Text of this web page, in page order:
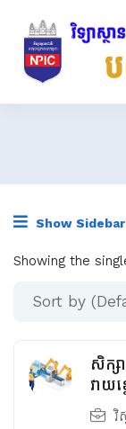
Show Sidebar
Showing the
Sort by
សិក្ស
វាយ
វិ